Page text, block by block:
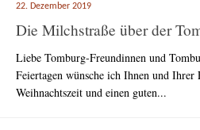
22. Dezember 2019
Die Milchstraße über der
Liebe Tomburg-Freundinnen und
Feiertagen wünsche ich Ihnen und Ihrer
Weihnachtszeit und einen guten...